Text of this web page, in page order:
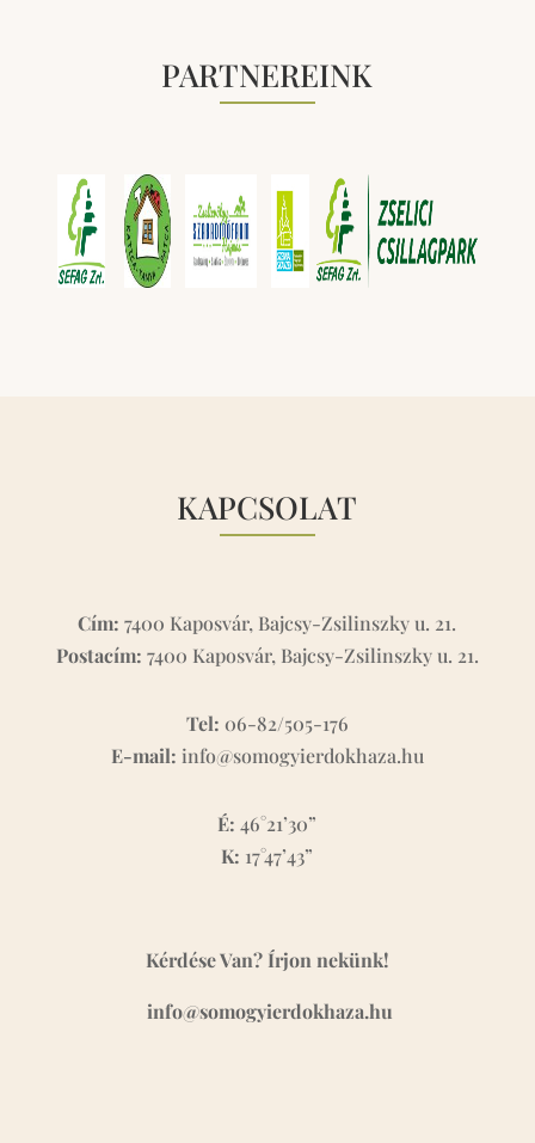
PARTNEREINK
KAPCSOLAT
Cím: 7400 Kaposvár, Bajcsy-Zsilinszky u. 21.
Postacím: 7400 Kaposvár, Bajcsy-Zsilinszky u. 21.
Tel: 06-82/505-176
E-mail: info@somogyierdokhaza.hu
É:46°21’30”
K: 17°47’43”
Kérdése Van? Írjon nekünk!
info@somogyierdokhaza.hu